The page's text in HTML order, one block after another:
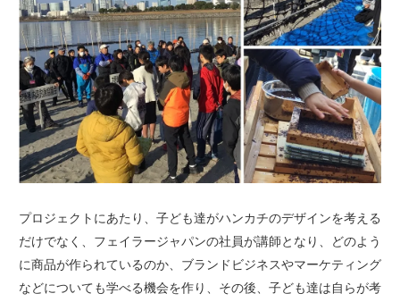
プロジェクトにあたり、子ども達がハンカチのデザインを考える
だけでなく、フェイラージャパンの社員が講師となり、どのよう
に商品が作られているのか、ブランドビジネスやマーケティング
などについても学べる機会を作り、その後、子ども達は自らが考